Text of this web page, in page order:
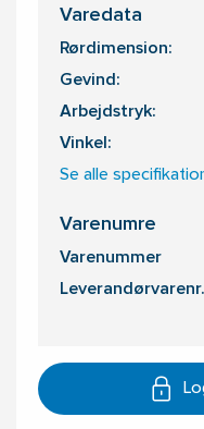
Varedata
Rørdimension:
Gevind:
Arbejdstryk:
Vinkel:
Se alle
Varenumre
Varenummer
Leverandørvarenr.